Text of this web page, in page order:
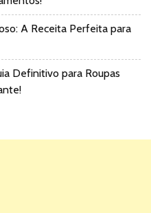
A Receita Perfeita para
Definitivo para Roupas